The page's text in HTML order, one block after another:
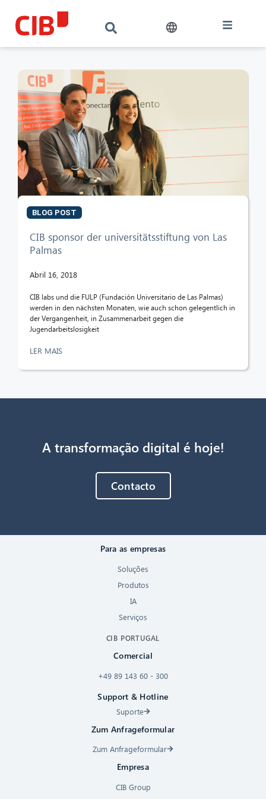
BLOG POST
CIB sponsor der universitätsstiftung von Las
Palmas
Abril 16, 2018
CIB labs und die FULP (Fundación Universitario de Las Palmas)
werden in den nächsten Monaten, wie auch schon gelegentlich in
der Vergangenheit, in Zusammenarbeit gegen die
Jugendarbeitslosigkeit
LER MAIS
A transformação digital é hoje!
Contacto
Para as empresas
Soluções
Produtos
IA
Serviços
CIB PORTUGAL
Comercial
+49 89 143 60 - 300
Support & Hotline
Suporte
Zum Anfrageformular
Zum Anfrageformular
Empresa
CIB Group